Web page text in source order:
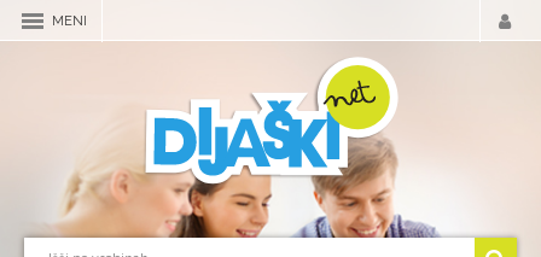
MENI